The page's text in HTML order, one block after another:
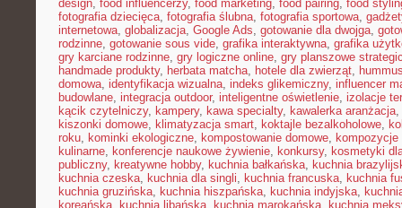
design, food influencerzy, food marketing, food pairing, food
fotografia dziecięca, fotografia ślubna, fotografia sportowa,
internetowa, globalizacja, Google Ads, gotowanie dla dwojga,
rodzinne, gotowanie sous vide, grafika interaktywna, grafika
gry karciane rodzinne, gry logiczne online, gry planszowe
handmade produkty, herbata matcha, hotele dla zwierząt,
domowa, identyfikacja wizualna, indeks glikemiczny, influencer
budowlane, integracja outdoor, inteligentne oświetlenie, izolacje
kącik czytelniczy, kampery, kawa specialty, kawalerka aranżacja,
kiszonki domowe, klimatyzacja smart, koktajle bezalkoholowe,
roku, kominki ekologiczne, kompostowanie domowe, kompozycje
kulinarne, konferencje naukowe żywienie, konkursy, kosmetyki
publiczny, kreatywne hobby, kuchnia bałkańska, kuchnia
kuchnia czeska, kuchnia dla singli, kuchnia francuska, kuchnia
kuchnia gruzińska, kuchnia hiszpańska, kuchnia indyjska,
koreańska, kuchnia libańska, kuchnia marokańska, kuchnia